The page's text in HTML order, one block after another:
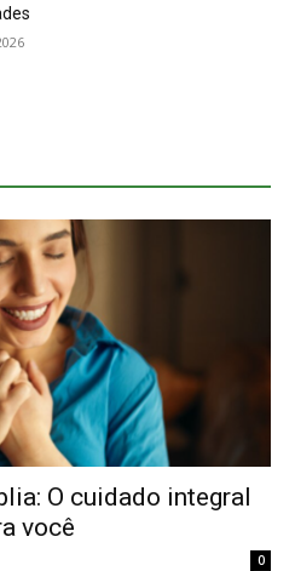
O cuidado integral
você
0